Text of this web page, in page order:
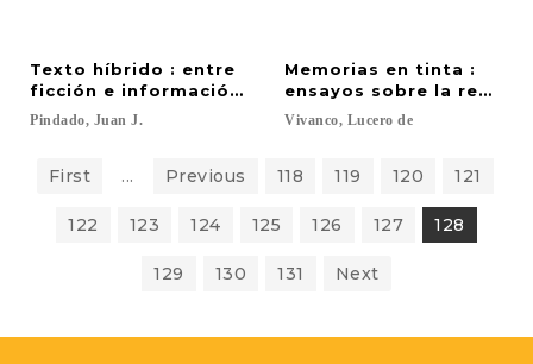
Texto híbrido : entre
ficción e información : ¿periodismo o literatura?
Pindado, Juan J.
Memorias en tinta :
ensayos sobre la
Vivanco, Lucero de
First ... Previous 118 119 120 121
122 123 124 125 126 127 128
129 130 131 Next